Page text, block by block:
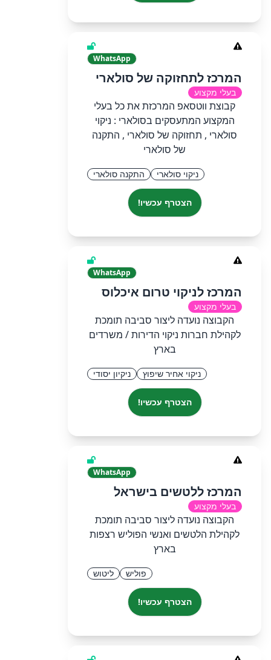
WhatsApp
המרכז לתחזוקה של סולארי
בעלי מקצוע
קבוצת ווטסאפ המרכזת את כל בעלי
המקצוע המתעסקים בסולארי : ניקוי
סולארי , תחזוקה של סולארי , התקנה
של סולארי
ניקוי סולארי התקנה סולארי
הצטרף עכשיו!
WhatsApp
המרכז לניקוי טרום איכלוס
בעלי מקצוע
הקבוצה נועדה ליצור סביבה תומכת
לקהילת חברות ניקוי הדירות / משרדים
בארץ
ניקוי אחיר שיפוץ ניקיון יסודי
הצטרף עכשיו!
WhatsApp
המרכז ללטשים בישראל
בעלי מקצוע
הקבוצה נועדה ליצור סביבה תומכת
לקהילת הלטשים ואנשי הפוליש רצפות
בארץ
פוליש ליטוש
הצטרף עכשיו!